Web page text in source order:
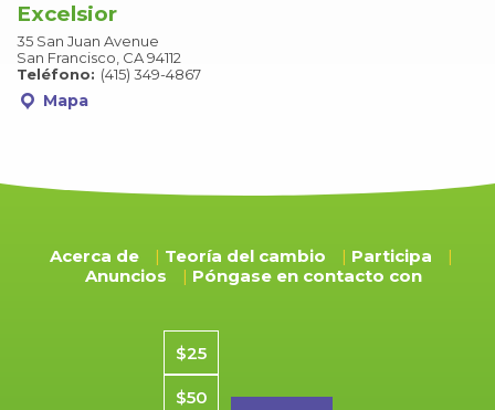
Excelsior
35 San Juan Avenue
San Francisco, CA 94112
Teléfono: (415) 349-4867
Mapa
Acerca de Teoría del cambio
Participa
Anuncios
Póngase en contacto con
Importe de la donación
$25
$50